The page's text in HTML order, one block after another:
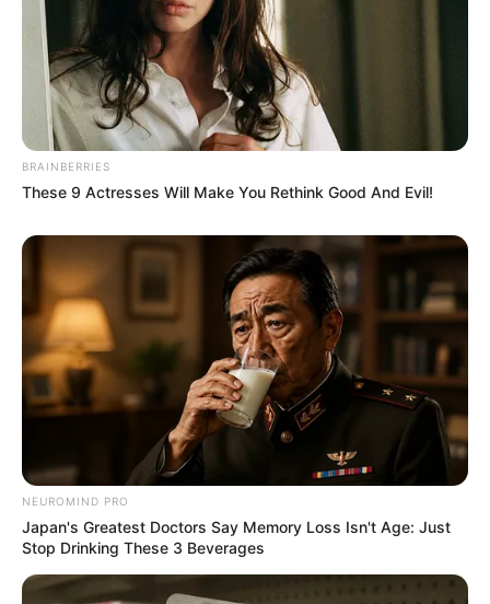
Bikin Ngakak, 10 Potret
Cosplay Murah Pakai Bahan
Seadanya
Anti Mainstream, 10 Cara
Membawa Barang Belanjaan
Versi Warga Thailand
Langka Banget! 10 Pose Lucu
Katak yang Bikin Ketawa
Gemes
BRAINBERRIES
These 9 Actresses Will Make You Rethink Good And Evil!
NEUROMIND PRO
Japan's Greatest Doctors Say Memory Loss Isn't Age: Just
Stop Drinking These 3 Beverages